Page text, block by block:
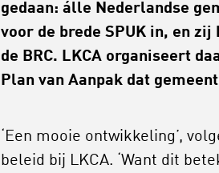
gedaan: álle Nederlandse
voor de brede SPUK in, en
de BRC. LKCA organiseert
Plan van Aanpak dat
‘Een mooie ontwikkeling’,
beleid bij LKCA. ‘Want dit